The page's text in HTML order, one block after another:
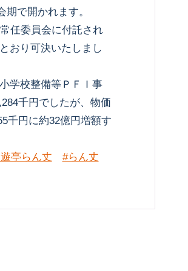
で開かれます。
任委員会に付託され
おり可決いたしまし
学校整備等ＰＦＩ事
千円でしたが、物価
千円に約32億円増額す
亭らん丈 #らん丈